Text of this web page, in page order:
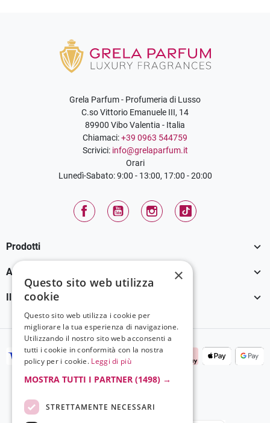
Grela Parfum - Profumeria di Lusso
C.so Vittorio Emanuele III, 14
89900 Vibo Valentia - Italia
Chiamaci:+39 0963 544759
Scrivici: info@grelaparfum.it
Orari
Lunedì-Sabato: 9:00 - 13:00, 17:00 - 20:00
FacebookYouTube InstagramTikTok
Prodotti 
Assistenza Clienti 
Il tuo account 
×
Questo sito web utilizza
cookie
Questo sito web utilizza i cookie per
migliorare la tua esperienza di navigazione.
Utilizzando il nostro sito web acconsenti a
tutti i cookie in conformità con la nostra
policy per i cookie. Leggi di più
MOSTRA TUTTI I PARTNER (1498) →
STRETTAMENTE NECESSARI